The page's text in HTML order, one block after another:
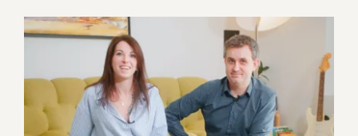
Atelier Anaka – Présentation
et témoignages